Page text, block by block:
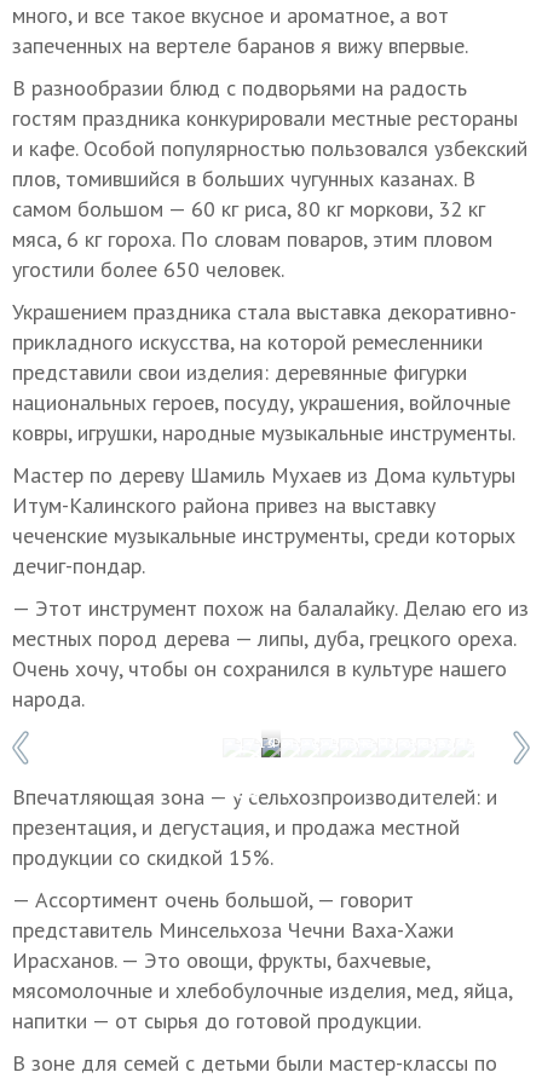
много, и все такое вкусное и ароматное, а вот
запеченных на вертеле баранов я вижу впервые.
В разнообразии блюд с подворьями на радость
гостям праздника конкурировали местные рестораны
и кафе. Особой популярностью пользовался узбекский
плов, томившийся в больших чугунных казанах. В
самом большом — 60 кг риса, 80 кг моркови, 32 кг
мяса, 6 кг гороха. По словам поваров, этим пловом
угостили более 650 человек.
Украшением праздника стала выставка декоративно-
прикладного искусства, на которой ремесленники
представили свои изделия: деревянные фигурки
национальных героев, посуду, украшения, войлочные
ковры, игрушки, народные музыкальные инструменты.
Мастер по дереву Шамиль Мухаев из Дома культуры
Итум-Калинского района привез на выставку
чеченские музыкальные инструменты, среди которых
дечиг-пондар.
— Этот инструмент похож на балалайку. Делаю его из
местных пород дерева — липы, дуба, грецкого ореха.
Очень хочу, чтобы он сохранился в культуре нашего
народа.
Фото: © Диана Магомаева/ТАСС
1 / 13
Впечатляющая зона — у сельхозпроизводителей: и
презентация, и дегустация, и продажа местной
продукции со скидкой 15%.
— Ассортимент очень большой, — говорит
представитель Минсельхоза Чечни Ваха-Хажи
Ирасханов. — Это овощи, фрукты, бахчевые,
мясомолочные и хлебобулочные изделия, мед, яйца,
напитки — от сырья до готовой продукции.
В зоне для семей с детьми были мастер-классы по